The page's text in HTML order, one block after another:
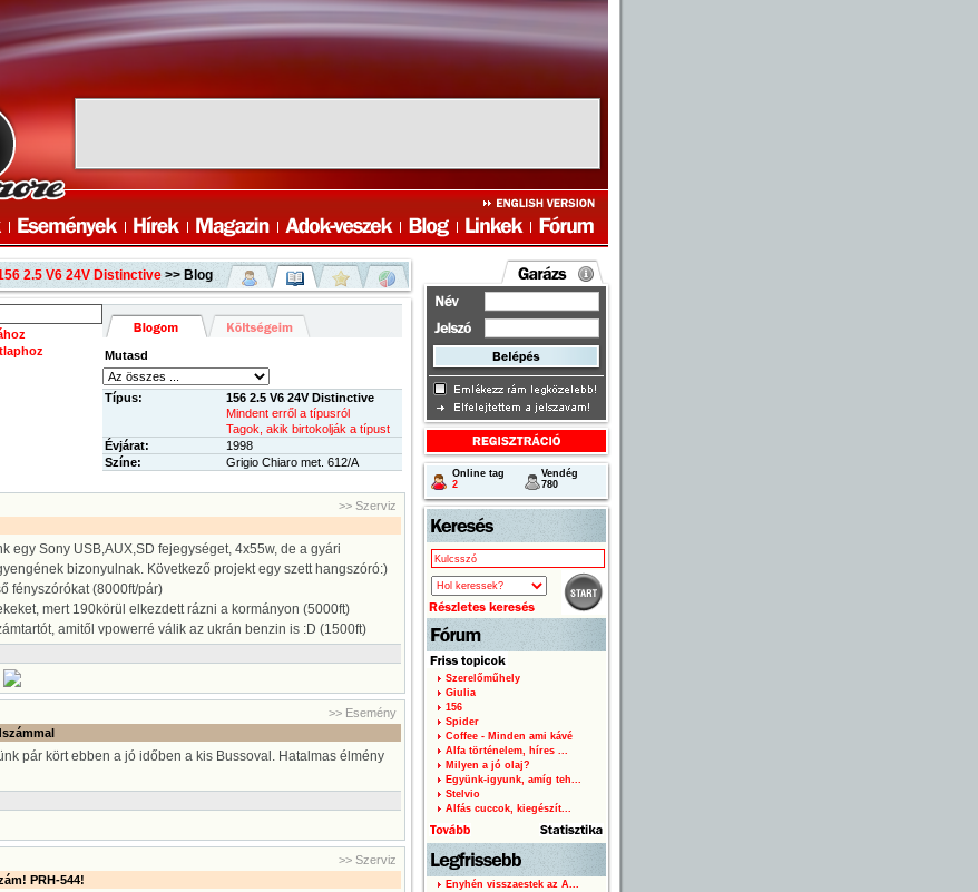
2.5 V6 24V Distinctive>> Blog
Mutasd
Típus:
156 2.5 V6 24V Distinctive
Mindent erről a típusról
Tagok, akik birtokolják a típust
Évjárat:
1998
Színe:
Grigio Chiaro met. 612/A
>> Szerviz
egy Sony USB,AUX,SD fejegységet, 4x55w, de a gyári
bizonyulnak. Következő projekt egy szett hangszóró:)
fényszórókat (8000ft/pár)
mert 190körül elkezdett rázni a kormányon (5000ft)
amitől vpowerré válik az ukrán benzin is :D (1500ft)
>> Esemény
pár kört ebben a jó időben a kis Bussoval. Hatalmas élmény
>> Szerviz
PRH-544!
Online tag
2
Vendég
780
Szerelőműhely
Giulia
156
Spider
Coffee - Minden ami kávé
Alfa történelem, híres ...
Milyen a jó olaj?
Együnk-igyunk, amíg teh...
Stelvio
Alfás cuccok, kiegészít...
Enyhén visszaestek az A...